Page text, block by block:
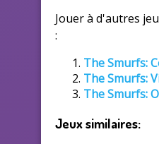
Jouer à d'autres
:
The Smurfs:
The Smurfs:
The Smurfs:
Jeux similaires: